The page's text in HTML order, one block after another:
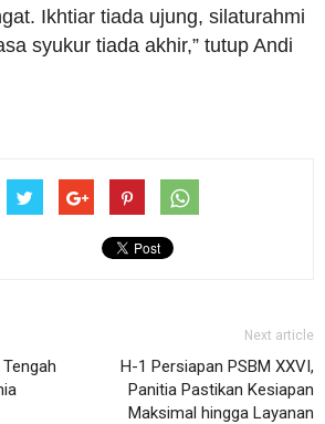
Ikhtiar tiada ujung, silaturahmi
syukur tiada akhir,” tutup Andi
Next article
H-1 Persiapan PSBM XXVI,
Panitia Pastikan Kesiapan
Maksimal hingga Layanan